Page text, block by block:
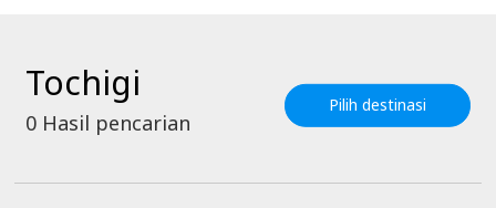
Tochigi
0 Hasil pencarian
Pilih destinasi